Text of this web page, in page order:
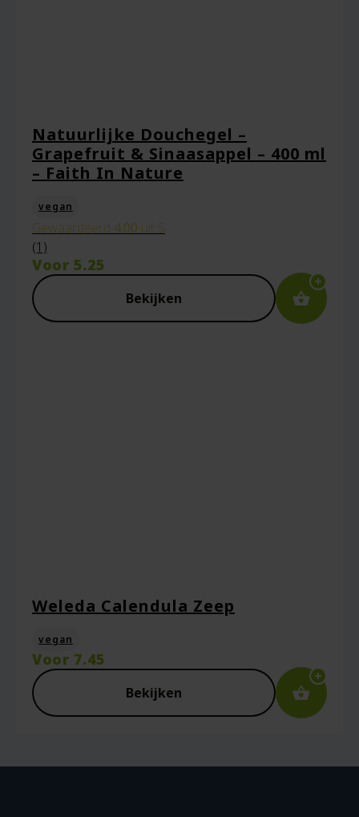
Natuurlijke Douchegel –
Grapefruit & Sinaasappel – 400 ml
– Faith In Nature
vegan
Gewaardeerd 4.00 uit 5
(1)
Voor 5.25
Bekijken
Weleda Calendula Zeep
vegan
Voor 7.45
Bekijken